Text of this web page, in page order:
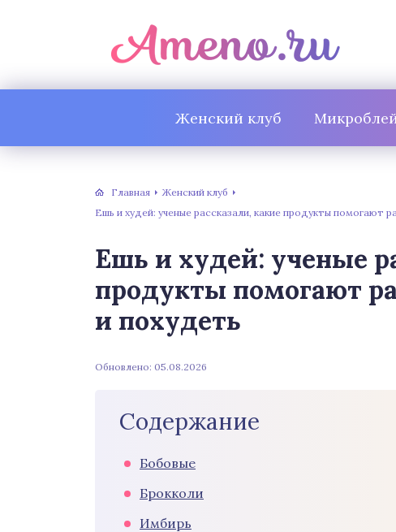
Женский клуб
Главная
Женский клуб
Ешь и худей: ученые рассказали, какие продукты помогают
Ешь и худей: ученые
продукты помогают
и похудеть
Обновлено: 05.08.2026
Содержание
Бобовые
Брокколи
Имбирь